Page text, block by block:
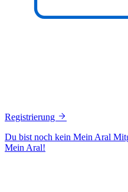
Registrierung
Du bist noch kein Mein Aral
Mein Aral!